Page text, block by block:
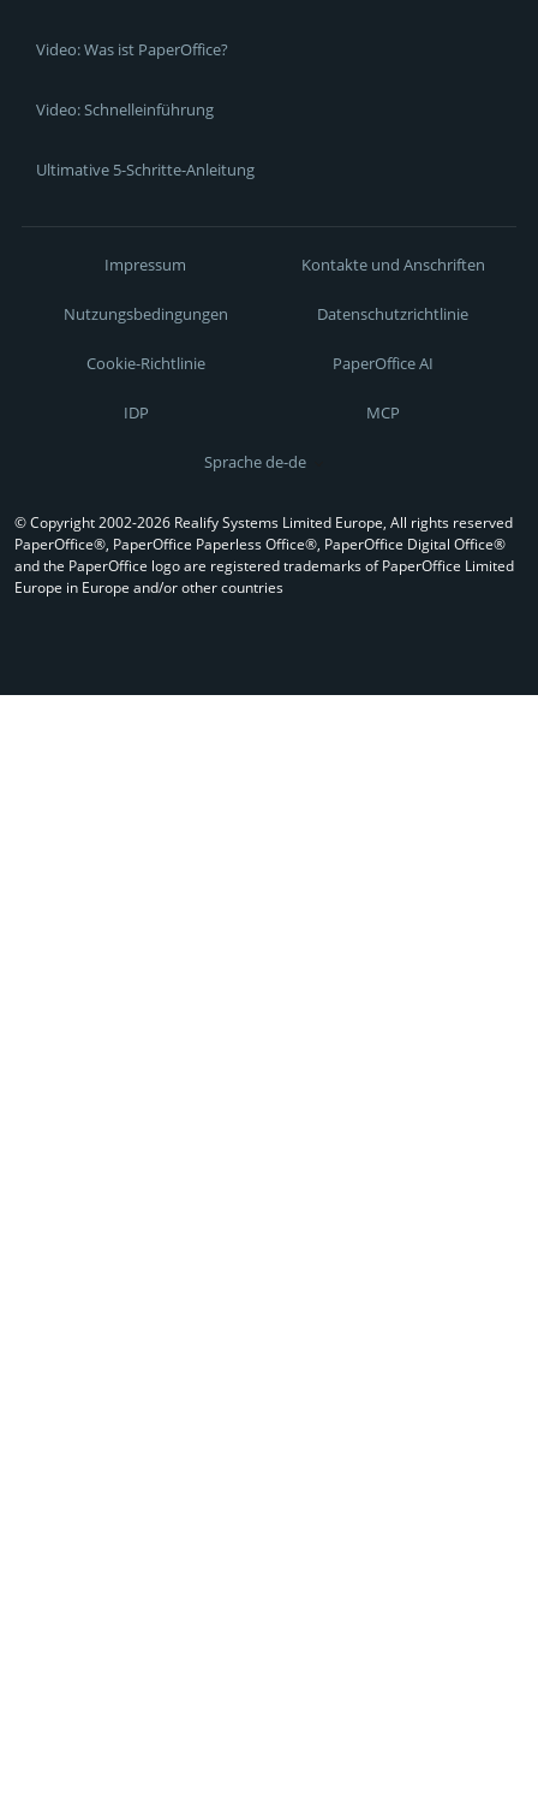
Video: Was ist PaperOffice?
Video: Schnelleinführung
Ultimative 5-Schritte-Anleitung
Impressum Kontakte und Anschriften
Nutzungsbedingungen Datenschutzrichtlinie
Cookie-Richtlinie PaperOffice AI
IDP MCP
Sprache de-de
© Copyright 2002-2026 Realify Systems Limited Europe, All rights reserved
PaperOffice®, PaperOffice Paperless Office®, PaperOffice Digital Office®
and the PaperOffice logo are registered trademarks of PaperOffice Limited
Europe in Europe and/or other countries